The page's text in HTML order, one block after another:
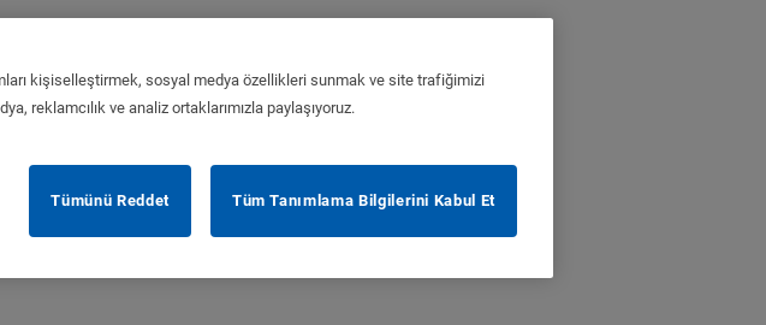
kişiselleştirmek, sosyal medya özellikleri sunmak ve site trafiğimizi
reklamcılık ve analiz ortaklarımızla paylaşıyoruz.
Tümünü Reddet
Tüm Tanımlama Bilgilerini Kabul Et